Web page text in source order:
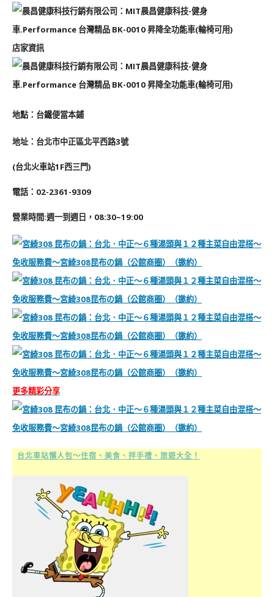
店家資訊
地點： 台鐵便當本鋪
地址：台北市中正區北平西路3號
(台北火車站1F西三門)
電話：02-2361-9309
營業時間:週一到週日，08:30~19:00
更多精彩分享
台北車站懶人包～住宿、美食、拌手禮、旅遊大全！